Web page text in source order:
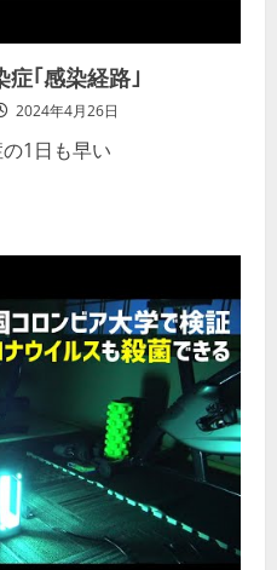
症｢感染経路｣
2024年4月26日
1日も早い